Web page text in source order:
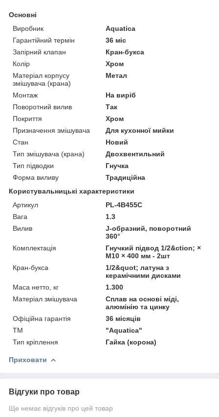
Основні
Виробник
Aquatica
Гарантійний термін
36 міс
Запірний клапан
Кран-букса
Колір
Хром
Матеріал корпусу
змішувача (крана)
Метал
Монтаж
На виріб
Поворотний вилив
Так
Покриття
Хром
Призначення змішувача
Для кухонної мийки
Стан
Новий
Тип змішувача (крана)
Двохвентильний
Тип підводки
Гнучка
Форма виливу
Традиційна
Користувальницькі характеристики
Артикул
PL-4B455C
Вага
1.3
Вилив
J-образний, поворотний
360°
Комплектація
Гнучкий підвод 1/2&ction; ×
M10 × 400 мм - 2шт
Кран-букса
1/2&quot; латуна з
керамічними дисками
Маса нетто, кг
1.300
Матеріал змішувача
Сплав на основі міді,
алюмінію та цинку
Офіційна гарантія
36 місяців
ТМ
"Aquatica"
Тип кріплення
Гайка (корона)
Приховати
Відгуки про товар
Ще немає відгуків про цей товар